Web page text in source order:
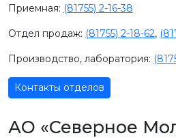
Приемная: (81755) 2-16-38
Отдел продаж: (81755) 2-18-62,
Производство, лаборатория:
Контакты отделов
АО «Северное